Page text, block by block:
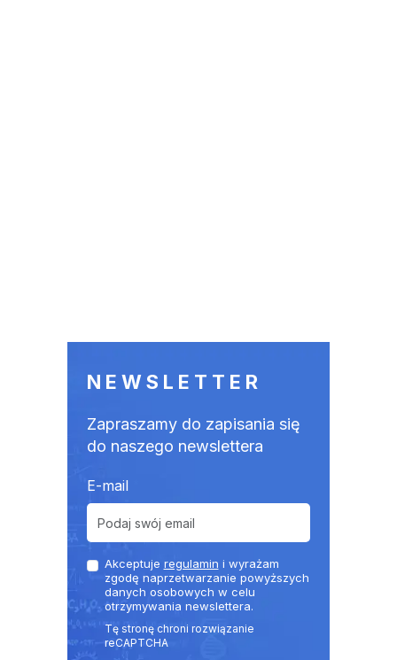
NEWSLETTER
Zapraszamy do zapisania się
do naszego newslettera
E-mail
Akceptuje regulamin i wyrażam
zgodę naprzetwarzanie powyższych
danych osobowych w celu
otrzymywania newslettera.